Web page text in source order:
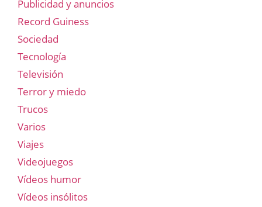
Publicidad y anuncios
Record Guiness
Sociedad
Tecnología
Televisión
Terror y miedo
Trucos
Varios
Viajes
Videojuegos
Vídeos humor
Vídeos insólitos